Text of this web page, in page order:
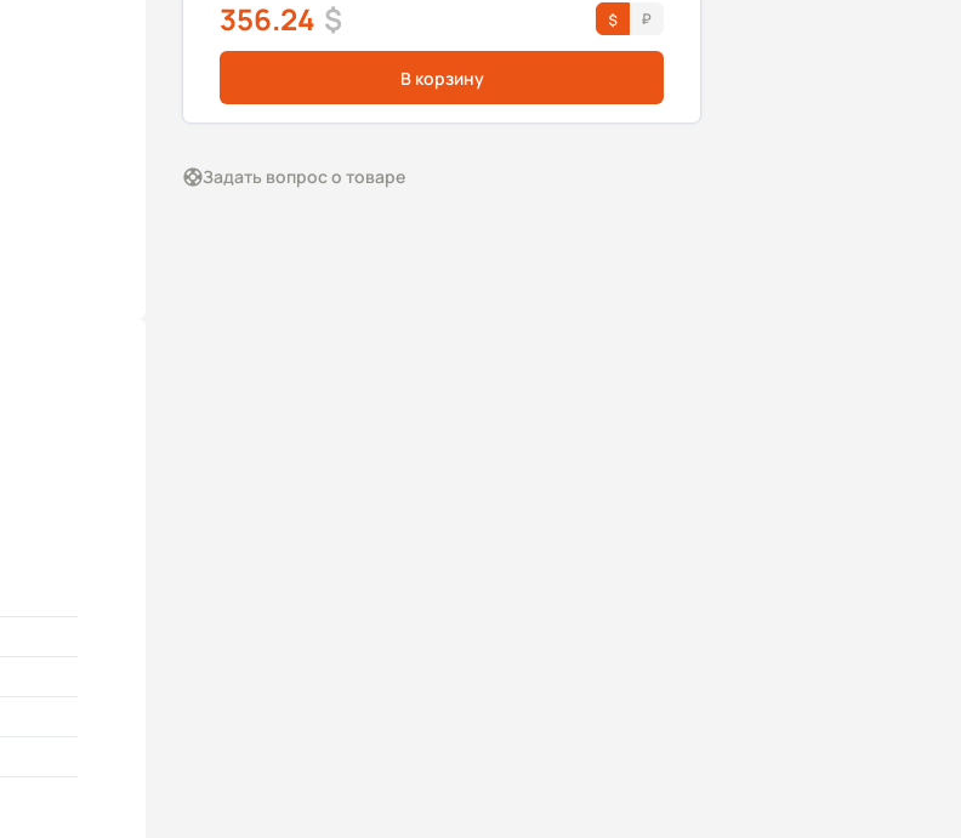
356.24 $
В корзину
Задать вопрос о товаре